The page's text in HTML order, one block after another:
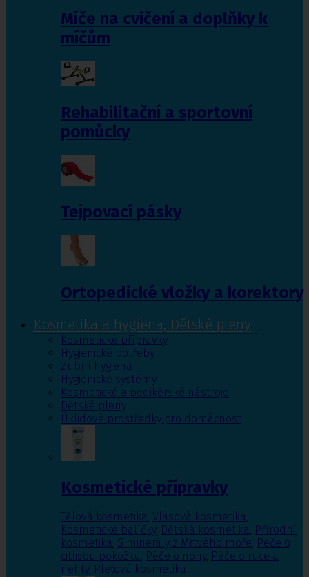
Míče na cvičení a doplňky k
míčům
Rehabilitační a sportovní
pomůcky
Tejpovací pásky
Ortopedické vložky a korektory
Kosmetika a hygiena, Dětské pleny
Kosmetické přípravky
Hygienické potřeby
Zubní hygiena
Hygienické systémy
Kosmetické a pedikérské nástroje
Dětské pleny
Úklidové prostředky pro domácnost
Kosmetické přípravky
Tělová kosmetika, Vlasová kosmetika,
Kosmetické balíčky, Dětská kosmetika, Přírodní
kosmetika, S minerály z Mrtvého moře, Péče o
citlivou pokožku, Péče o nohy, Péče o ruce a
nehty, Pleťová kosmetika